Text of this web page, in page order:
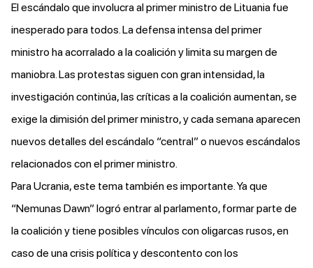
El escándalo que involucra al primer ministro de Lituania fue
inesperado para todos. La defensa intensa del primer
ministro ha acorralado a la coalición y limita su margen de
maniobra. Las protestas siguen con gran intensidad, la
investigación continúa, las críticas a la coalición aumentan, se
exige la dimisión del primer ministro, y cada semana aparecen
nuevos detalles del escándalo “central” o nuevos escándalos
relacionados con el primer ministro.
Para Ucrania, este tema también es importante. Ya que
“Nemunas Dawn” logró entrar al parlamento, formar parte de
la coalición y tiene posibles vínculos con oligarcas rusos, en
caso de una crisis política y descontento con los